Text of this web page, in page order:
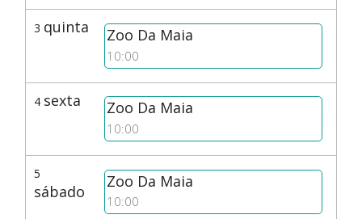
3 quinta Zoo Da Maia
10:00
4 sexta Zoo Da Maia
10:00
5
sábado
Zoo Da Maia
10:00